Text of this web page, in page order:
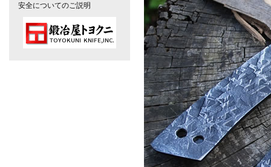
安全についてのご説明